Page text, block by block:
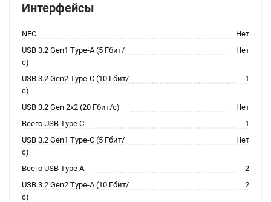
Интерфейсы
NFC
Нет
USB 3.2 Gen1 Type-A (5 Гбит/
с)
Нет
USB 3.2 Gen2 Type-C (10 Гбит/
с)
1
USB 3.2 Gen 2x2 (20 Гбит/с)
Нет
Всего USB Type C
1
USB 3.2 Gen1 Type-C (5 Гбит/
с)
Нет
Всего USB Type A
2
USB 3.2 Gen2 Type-A (10 Гбит/
с)
2